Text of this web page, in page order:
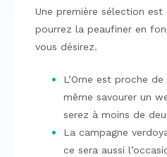
Une première sélection
pourrez la peaufiner en
vous désirez.
L’Orne est proche
même savourer un
serez à moins de
La campagne
ce sera aussi